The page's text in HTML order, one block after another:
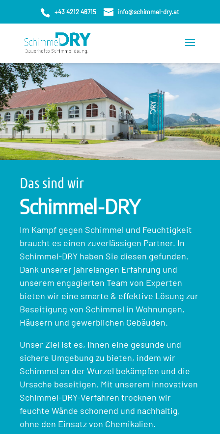
+43 4212 46715 info@schimmel-dry.at
Das sind wir
Schimmel-DRY
Im Kampf gegen Schimmel und Feuchtigkeit
braucht es einen zuverlässigen Partner. In
Schimmel-DRY haben Sie diesen gefunden.
Dank unserer jahrelangen Erfahrung und
unserem engagierten Team von Experten
bieten wir eine smarte & effektive Lösung zur
Beseitigung von Schimmel in Wohnungen,
Häusern und gewerblichen Gebäuden.
Unser Ziel ist es, Ihnen eine gesunde und
sichere Umgebung zu bieten, indem wir
Schimmel an der Wurzel bekämpfen und die
Ursache beseitigen. Mit unserem innovativen
Schimmel-DRY-Verfahren trocknen wir
feuchte Wände schonend und nachhaltig,
ohne den Einsatz von Chemikalien.